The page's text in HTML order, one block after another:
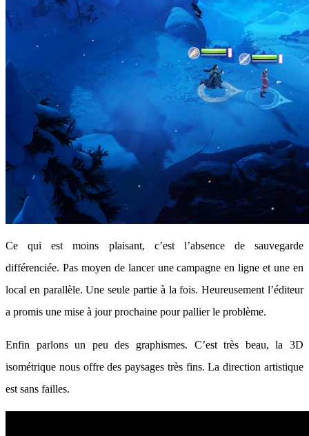
Ce qui est moins plaisant, c’est l’absence de sauvegarde
différenciée. Pas moyen de lancer une campagne en ligne et une en
local en parallèle. Une seule partie à la fois. Heureusement l’éditeur
a promis une mise à jour prochaine pour pallier le problème.
Enfin parlons un peu des graphismes. C’est très beau, la 3D
isométrique nous offre des paysages très fins. La direction artistique
est sans failles.